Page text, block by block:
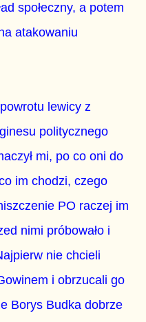
społeczny, a potem
atakowaniu
lewicy z
politycznego
mi, po co oni do
im chodzi, czego
PO raczej im
nimi próbowało i
nie chcieli
i obrzucali go
Borys Budka dobrze